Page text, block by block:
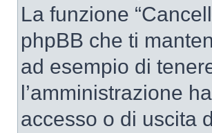
La funzione
phpBB che ti
ad esempio di
l’amministrazione
accesso o di uscita